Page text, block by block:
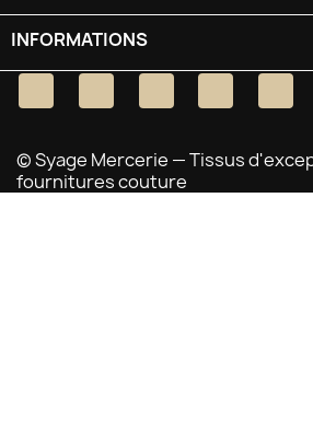
INFORMATIONS
© Syage Mercerie — Tissus
fournitures couture